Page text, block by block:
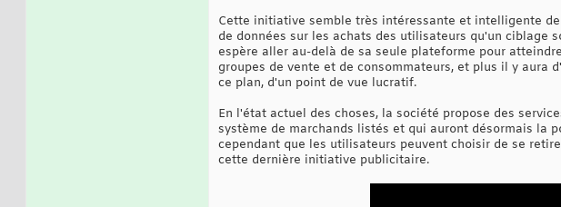
Cette initiative semble très intéressante et intelligente
de données sur les achats des utilisateurs qu'un ciblage
espère aller au-delà de sa seule plateforme pour
groupes de vente et de consommateurs, et plus il y aura
ce plan, d'un point de vue lucratif.
En l'état actuel des choses, la société propose des
système de marchands listés et qui auront désormais la
cependant que les utilisateurs peuvent choisir de se
cette dernière initiative publicitaire.